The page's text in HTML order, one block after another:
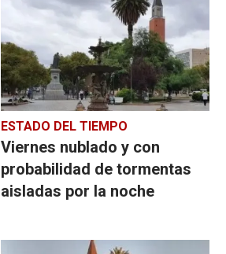
ESTADO DEL TIEMPO
Viernes nublado y con
probabilidad de tormentas
aisladas por la noche